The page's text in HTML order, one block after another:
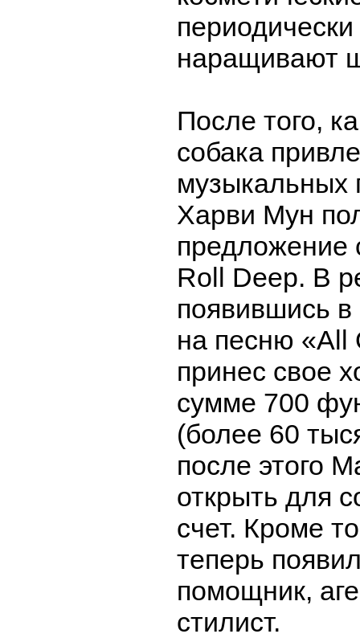
наращивают
После того,
собака
музыкальных
Харви Мун
предложение
Roll Deep. В
появившись в
на песню «All
принес свое
сумме 700
(более 60
после этого
открыть для
счет. Кроме
теперь
помощник,
стилист.